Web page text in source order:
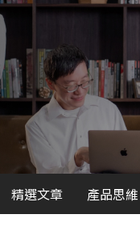
精選文章 產品思維